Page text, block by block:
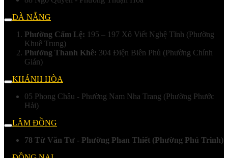
ĐÀ NẴNG
Phường Cẩm Lệ: 195 – 197 Xô Viết Nghệ Tĩnh (Phường
Khuê Trung)
Phường Thanh Khê: 304 Điện Biên Phủ (Phường Chính
Gián)
KHÁNH HÒA
05 Phong Châu - Phường Nam Nha Trang (Phường Phước
Hải)
LÂM ĐỒNG
78 Từ Văn Tư - Phường Phan Thiết (Phường Phú Trinh)